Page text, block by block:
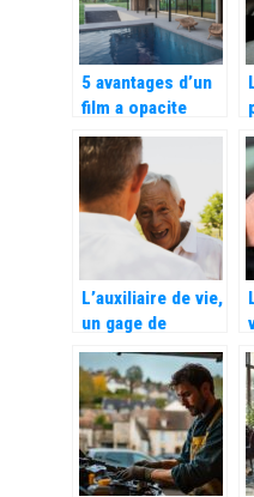
5 avantages d’un
film a opacite
variable
L’auxiliaire de vie,
un gage de
serenite pour
vous et vos
proches